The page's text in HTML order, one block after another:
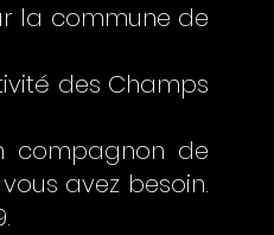
la commune de
des Champs
compagnon de
avez besoin.